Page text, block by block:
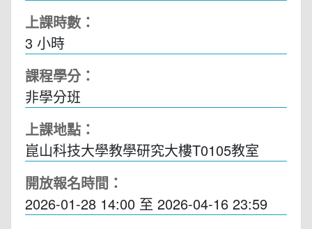
上課時數：
3 小時
課程學分：
非學分班
上課地點：
崑山科技大學教學研究大樓T0105教室
開放報名時間：
2026-01-28 14:00 至 2026-04-16 23:59